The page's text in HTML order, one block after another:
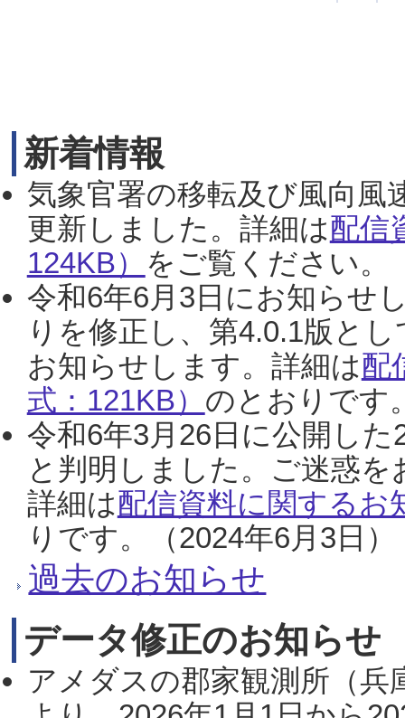
新着情報
気象官署の移転及び風向風
更新しました。詳細は配信
124KB） をご覧ください。
令和6年6月3日にお知らせ
りを修正し、第4.0.1版と
お知らせします。詳細は配
式：121KB） のとおりです
令和6年3月26日に公開し
と判明しました。ご迷惑
詳細は配信資料に関するお
りです。（2024年6月3日）
過去のお知らせ
データ修正のお知らせ
アメダスの郡家観測所（